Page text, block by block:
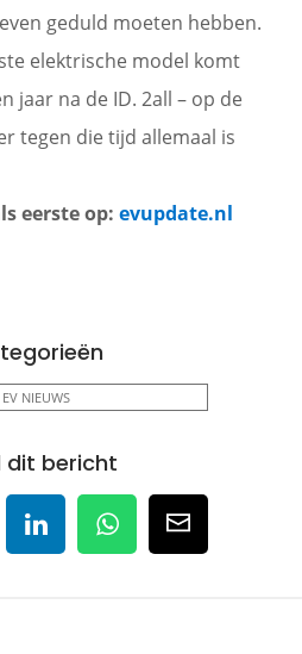
geduld moeten hebben.
elektrische model komt
jaar na de ID. 2all – op de
tegen die tijd allemaal is
eerste op: evupdate.nl
EV NIEUWS
dit bericht